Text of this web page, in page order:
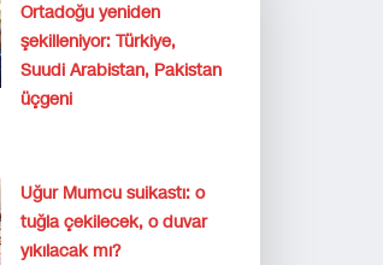
Ortadoğu yeniden
şekilleniyor: Türkiye,
Suudi Arabistan, Pakistan
üçgeni
Uğur Mumcu suikastı: o
tuğla çekilecek, o duvar
yıkılacak mı?